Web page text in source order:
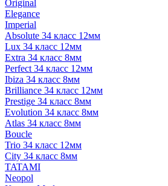
Original
Elegance
Imperial
Absolute 34 класс 12мм
Lux 34 класс 12мм
Extra 34 класс 8мм
Perfect 34 класс 12мм
Ibiza 34 класс 8мм
Brilliance 34 класс 12мм
Prestige 34 класс 8мм
Evolution 34 класс 8мм
Atlas 34 класс 8мм
Boucle
Trio 34 класс 12мм
City 34 класс 8мм
TATAMI
Neopol